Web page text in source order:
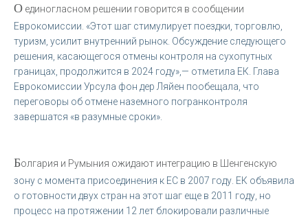
О единогласном решении говорится в сообщении
Еврокомиссии. «Этот шаг стимулирует поездки, торговлю,
туризм, усилит внутренний рынок. Обсуждение следующего
решения, касающегося отмены контроля на сухопутных
границах, продолжится в 2024 году»,— отметила ЕК. Глава
Еврокомиссии Урсула фон дер Ляйен пообещала, что
переговоры об отмене наземного погранконтроля
завершатся «в разумные сроки».
Болгария и Румыния ожидают интеграцию в Шенгенскую
зону с момента присоединения к ЕС в 2007 году. ЕК объявила
о готовности двух стран на этот шаг еще в 2011 году, но
процесс на протяжении 12 лет блокировали различные